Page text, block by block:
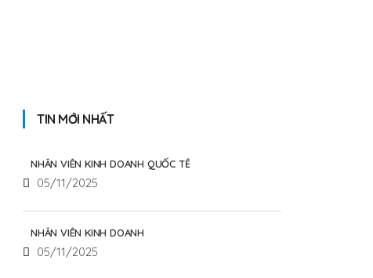
TIN MỚI NHẤT
NHÂN VIÊN KINH DOANH QUỐC TẾ
05/11/2025
NHÂN VIÊN KINH DOANH
05/11/2025